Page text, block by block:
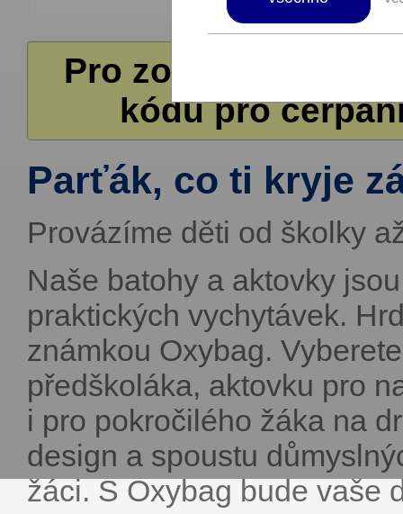
Pro zobrazení
kódů pro
Parťák, co ti kryje
Provázíme děti od školky
Naše batohy a aktovky
praktických vychytávek.
známkou Oxybag.
předškoláka, aktovku pro
i pro pokročilého žáka na
design a spoustu
žáci. S Oxybag bude vaše